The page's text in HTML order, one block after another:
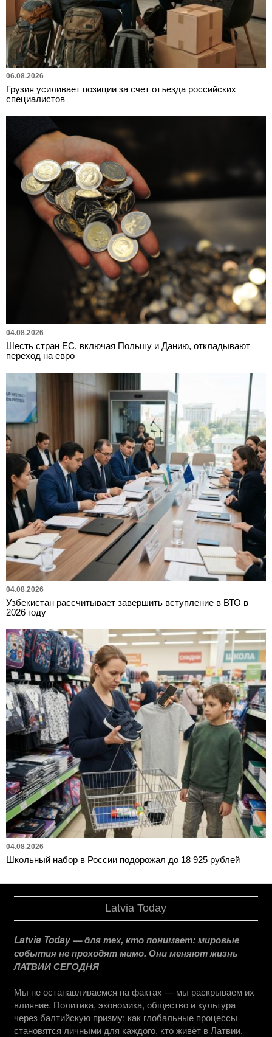
06.08.2026
Грузия усиливает позиции за счет отъезда российских
специалистов
04.08.2026
Шесть стран ЕС, включая Польшу и Данию, откладывают
переход на евро
04.08.2026
Узбекистан рассчитывает завершить вступление в ВТО в
2026 году
04.08.2026
Школьный набор в России подорожал до 18 925 рублей
Latvia Today
Latvia Today — для тех, кто понимает: мировые
события не проходят мимо. Они меняют жизнь
ЛАТВИИ СЕГОДНЯ
Мы не останавливаемся на фактах — мы раскрываем их
влияние. Политика, экономика, общество и культура
через балтийскую призму: как глобальные процессы
становятся личными для каждого, кто живёт в Латвии.